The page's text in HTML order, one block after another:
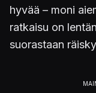
hyvää – moni
ratkaisu on
suorastaan